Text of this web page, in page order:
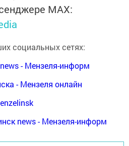
MАХ:
социальных сетях:
- Мензеля-информ
- Мензеля онлайн
news - Мензеля-информ